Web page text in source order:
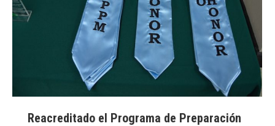
Reacreditado el Programa de Preparación